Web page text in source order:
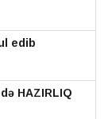
edib
HAZIRLIQ